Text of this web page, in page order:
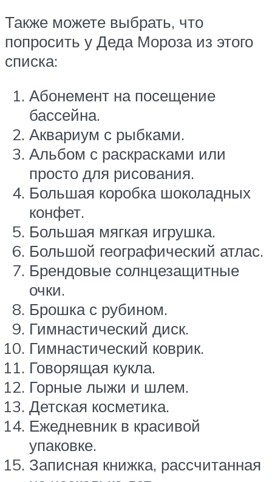
Также можете выбрать, что
попросить у Деда Мороза из этого
списка:
Абонемент на посещение
бассейна.
Аквариум с рыбками.
Альбом с раскрасками или
просто для рисования.
Большая коробка шоколадных
конфет.
Большая мягкая игрушка.
Большой географический атлас.
Брендовые солнцезащитные
очки.
Брошка с рубином.
Гимнастический диск.
Гимнастический коврик.
Говорящая кукла.
Горные лыжи и шлем.
Детская косметика.
Ежедневник в красивой
упаковке.
Записная книжка, рассчитанная